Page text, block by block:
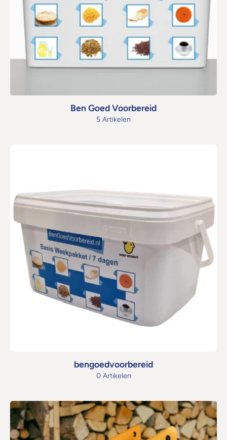
Ben Goed Voorbereid
5 Artikelen
bengoedvoorbereid
0 Artikelen